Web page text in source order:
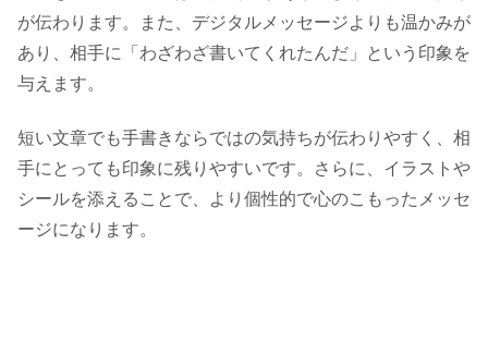
が伝わります。また、デジタルメッセージよりも温かみが
あり、相手に「わざわざ書いてくれたんだ」という印象を
与えます。
短い文章でも手書きならではの気持ちが伝わりやすく、相
手にとっても印象に残りやすいです。さらに、イラストや
シールを添えることで、より個性的で心のこもったメッセ
ージになります。